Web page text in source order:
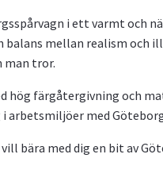
i ett varmt och
balans mellan realism
man tror.
färgåtergivning och
arbetsmiljöer med
bära med dig en bit av